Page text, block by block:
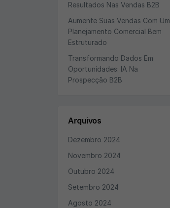
Resultados Nas Vendas B2B
Aumente Suas Vendas Com Um
Planejamento Comercial Bem
Estruturado
Transformando Dados Em
Oportunidades: IA Na
Prospecção B2B
Arquivos
Dezembro 2024
Novembro 2024
Outubro 2024
Setembro 2024
Agosto 2024